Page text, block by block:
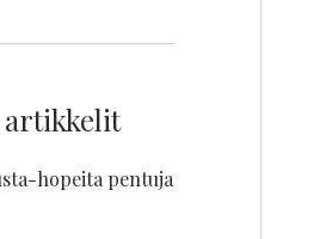
hopeita pentuja